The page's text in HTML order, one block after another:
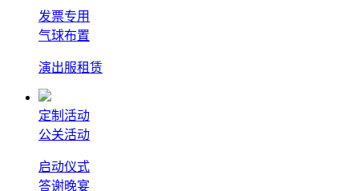
发票专用
气球布置
演出服租赁
定制活动
公关活动
启动仪式
答谢晚宴